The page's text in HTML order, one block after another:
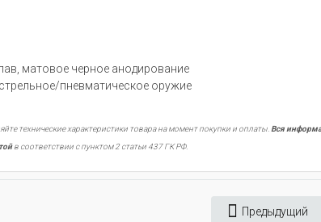
матовое черное анодирование
пневматическое оружие
технические характеристики товара на момент покупки и оплаты.Вся
в соответствии с пунктом 2 статьи 437 ГК РФ.
Предыдущий